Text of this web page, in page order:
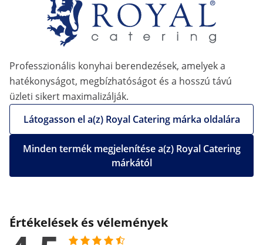
Professzionális konyhai berendezések, amelyek a
hatékonyságot, megbízhatóságot és a hosszú távú
üzleti sikert maximalizálják.
Látogasson el a(z) Royal Catering márka oldalára
Minden termék megjelenítése a(z) Royal Catering
márkától
Értékelések és vélemények